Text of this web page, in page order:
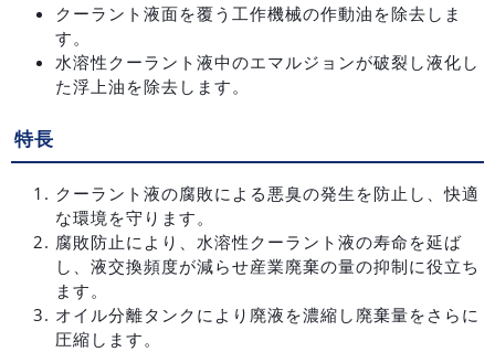
クーラント液面を覆う工作機械の作動油を除去しま
す。
水溶性クーラント液中のエマルジョンが破裂し液化し
た浮上油を除去します。
特長
クーラント液の腐敗による悪臭の発生を防止し、快適
な環境を守ります。
腐敗防止により、水溶性クーラント液の寿命を延ば
し、液交換頻度が減らせ産業廃棄の量の抑制に役立ち
ます。
オイル分離タンクにより廃液を濃縮し廃棄量をさらに
圧縮します。